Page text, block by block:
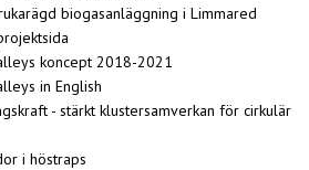
biogasanläggning i Limmared
koncept 2018-2021
in English
- stärkt klustersamverkan för cirkulär
i höstraps